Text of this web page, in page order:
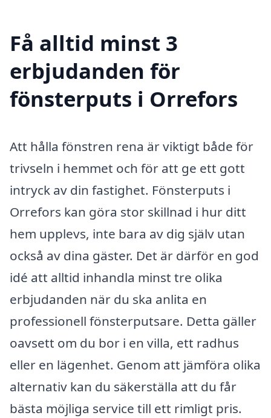
Få alltid minst 3
erbjudanden för
fönsterputs i Orrefors
Att hålla fönstren rena är viktigt både för
trivseln i hemmet och för att ge ett gott
intryck av din fastighet. Fönsterputs i
Orrefors kan göra stor skillnad i hur ditt
hem upplevs, inte bara av dig själv utan
också av dina gäster. Det är därför en god
idé att alltid inhandla minst tre olika
erbjudanden när du ska anlita en
professionell fönsterputsare. Detta gäller
oavsett om du bor i en villa, ett radhus
eller en lägenhet. Genom att jämföra olika
alternativ kan du säkerställa att du får
bästa möjliga service till ett rimligt pris.